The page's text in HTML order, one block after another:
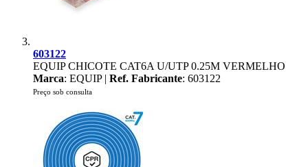
603122
EQUIP CHICOTE CAT6A U/UTP 0.25M VERMELHO
Marca: EQUIP | Ref. Fabricante: 603122
Preço sob consulta